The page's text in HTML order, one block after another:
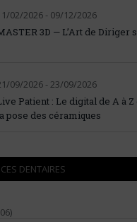
02/2026 - 09/12/2026
3D — L’Art de Diriger
09/2026 - 23/09/2026
Patient : Le digital de A à
pose des céramiques
DENTAIRES